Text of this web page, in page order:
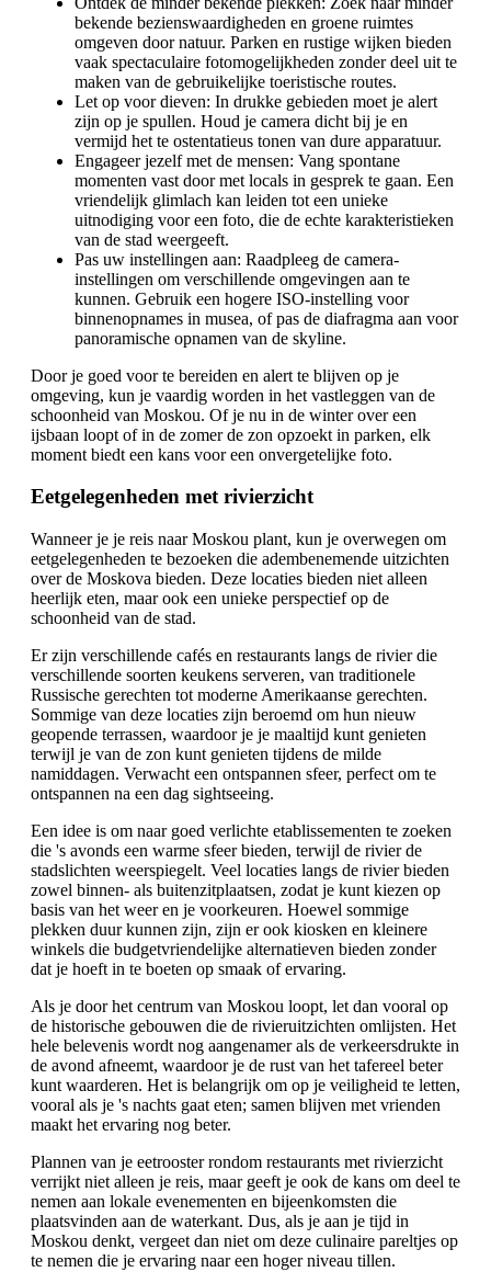
bekende bezienswaardigheden en groene ruimtes
omgeven door natuur. Parken en rustige wijken bieden
vaak spectaculaire fotomogelijkheden zonder deel uit te
maken van de gebruikelijke toeristische routes.
Let op voor dieven: In drukke gebieden moet je alert
zijn op je spullen. Houd je camera dicht bij je en
vermijd het te ostentatieus tonen van dure apparatuur.
Engageer jezelf met de mensen: Vang spontane
momenten vast door met locals in gesprek te gaan. Een
vriendelijk glimlach kan leiden tot een unieke
uitnodiging voor een foto, die de echte karakteristieken
van de stad weergeeft.
Pas uw instellingen aan: Raadpleeg de camera-
instellingen om verschillende omgevingen aan te
kunnen. Gebruik een hogere ISO-instelling voor
binnenopnames in musea, of pas de diafragma aan voor
panoramische opnamen van de skyline.
Door je goed voor te bereiden en alert te blijven op je
omgeving, kun je vaardig worden in het vastleggen van de
schoonheid van Moskou. Of je nu in de winter over een
ijsbaan loopt of in de zomer de zon opzoekt in parken, elk
moment biedt een kans voor een onvergetelijke foto.
Eetgelegenheden met rivierzicht
Wanneer je je reis naar Moskou plant, kun je overwegen om
eetgelegenheden te bezoeken die adembenemende uitzichten
over de Moskova bieden. Deze locaties bieden niet alleen
heerlijk eten, maar ook een unieke perspectief op de
schoonheid van de stad.
Er zijn verschillende cafés en restaurants langs de rivier die
verschillende soorten keukens serveren, van traditionele
Russische gerechten tot moderne Amerikaanse gerechten.
Sommige van deze locaties zijn beroemd om hun nieuw
geopende terrassen, waardoor je je maaltijd kunt genieten
terwijl je van de zon kunt genieten tijdens de milde
namiddagen. Verwacht een ontspannen sfeer, perfect om te
ontspannen na een dag sightseeing.
Een idee is om naar goed verlichte etablissementen te zoeken
die 's avonds een warme sfeer bieden, terwijl de rivier de
stadslichten weerspiegelt. Veel locaties langs de rivier bieden
zowel binnen- als buitenzitplaatsen, zodat je kunt kiezen op
basis van het weer en je voorkeuren. Hoewel sommige
plekken duur kunnen zijn, zijn er ook kiosken en kleinere
winkels die budgetvriendelijke alternatieven bieden zonder
dat je hoeft in te boeten op smaak of ervaring.
Als je door het centrum van Moskou loopt, let dan vooral op
de historische gebouwen die de rivieruitzichten omlijsten. Het
hele belevenis wordt nog aangenamer als de verkeersdrukte in
de avond afneemt, waardoor je de rust van het tafereel beter
kunt waarderen. Het is belangrijk om op je veiligheid te letten,
vooral als je 's nachts gaat eten; samen blijven met vrienden
maakt het ervaring nog beter.
Plannen van je eetrooster rondom restaurants met rivierzicht
verrijkt niet alleen je reis, maar geeft je ook de kans om deel te
nemen aan lokale evenementen en bijeenkomsten die
plaatsvinden aan de waterkant. Dus, als je aan je tijd in
Moskou denkt, vergeet dan niet om deze culinaire pareltjes op
te nemen die je ervaring naar een hoger niveau tillen.